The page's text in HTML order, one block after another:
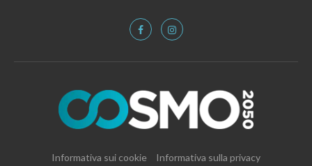
Informativa sui cookie Informativa sulla privacy